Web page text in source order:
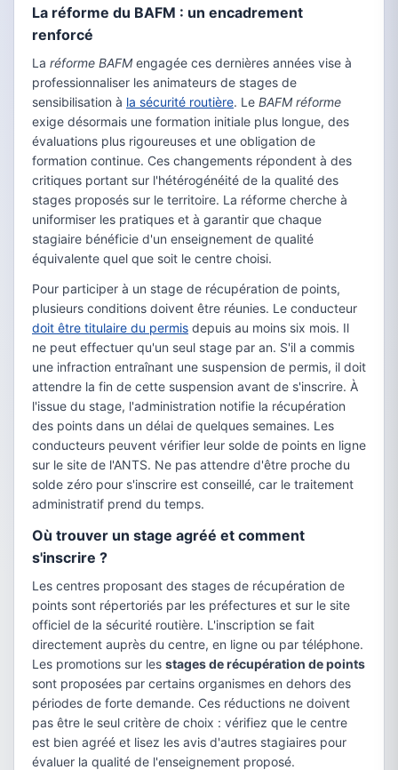
La réforme du BAFM : un encadrement
renforcé
La réforme BAFMengagée ces dernières années vise à
professionnaliser les animateurs de stages de
sensibilisation à la sécurité routière. Le BAFM réforme
exige désormais une formation initiale plus longue, des
évaluations plus rigoureuses et une obligation de
formation continue. Ces changements répondent à des
critiques portant sur l'hétérogénéité de la qualité des
stages proposés sur le territoire. La réforme cherche à
uniformiser les pratiques et à garantir que chaque
stagiaire bénéficie d'un enseignement de qualité
équivalente quel que soit le centre choisi.
Pour participer à un stage de récupération de points,
plusieurs conditions doivent être réunies. Le conducteur
doit être titulaire du permis depuis au moins six mois. Il
ne peut effectuer qu'un seul stage par an. S'il a commis
une infraction entraînant une suspension de permis, il doit
attendre la fin de cette suspension avant de s'inscrire. À
l'issue du stage, l'administration notifie la récupération
des points dans un délai de quelques semaines. Les
conducteurs peuvent vérifier leur solde de points en ligne
sur le site de l'ANTS. Ne pas attendre d'être proche du
solde zéro pour s'inscrire est conseillé, car le traitement
administratif prend du temps.
Où trouver un stage agréé et comment
s'inscrire ?
Les centres proposant des stages de récupération de
points sont répertoriés par les préfectures et sur le site
officiel de la sécurité routière. L'inscription se fait
directement auprès du centre, en ligne ou par téléphone.
Les promotions sur les stages de récupération de points
sont proposées par certains organismes en dehors des
périodes de forte demande. Ces réductions ne doivent
pas être le seul critère de choix : vérifiez que le centre
est bien agréé et lisez les avis d'autres stagiaires pour
évaluer la qualité de l'enseignement proposé.